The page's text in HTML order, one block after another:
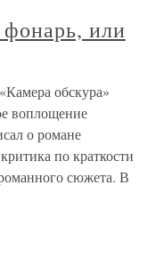
или
обскура»
воплощение
о романе
по краткости
сюжета. В